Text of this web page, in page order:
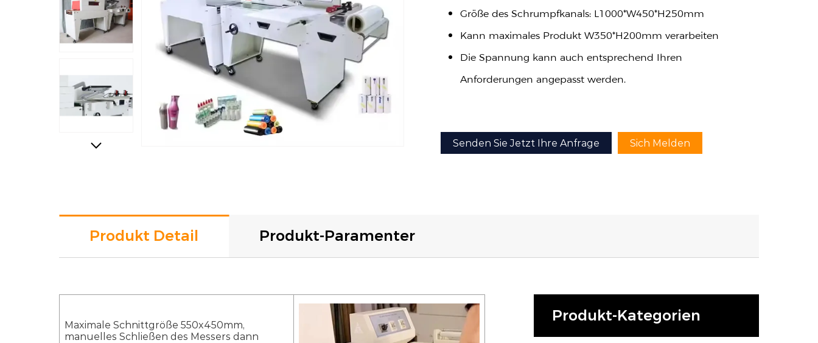
Größe des Schrumpfkanals: L1000*W450*H250mm
Kann maximales Produkt W350*H200mm verarbeiten
Die Spannung kann auch entsprechend Ihren
Anforderungen angepasst werden.
Senden Sie Jetzt Ihre Anfrage Sich Melden
Produkt Detail Produkt-Paramenter
Maximale Schnittgröße 550x450mm,
manuelles Schließen des Messers dann
Balkenschweißgerät)+DSA4525(Schrumpftunnel)
Produkt-Kategorien